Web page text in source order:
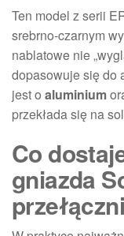
Ten model z serii
srebrno-czarnym
nablatowe nie
dopasowuje się do
jest o aluminium
przekłada się na
Co
gniazda